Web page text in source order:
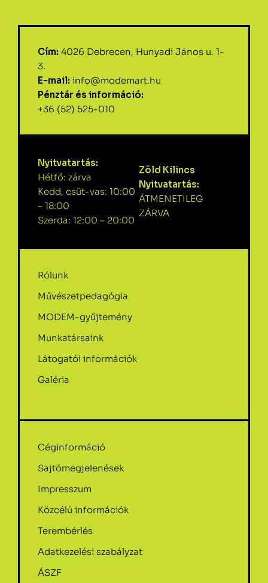
Cím: 4026 Debrecen, Hunyadi János u. 1-
3.
E-mail: info@modemart.hu
Pénztár és információ:
+36 (52) 525-010
Nyitvatartás:
Hétfő: zárva
Kedd, csüt-vas: 10:00
– 18:00
Szerda: 12:00 – 20:00
Zöld Kilincs
Nyitvatartás:
ÁTMENETILEG
ZÁRVA
Rólunk
Művészetpedagógia
MODEM-gyűjtemény
Munkatársaink
Látogatói információk
Galéria
Céginformáció
Sajtómegjelenések
Impresszum
Közcélú információk
Terembérlés
Adatkezelési szabályzat
ÁSZF